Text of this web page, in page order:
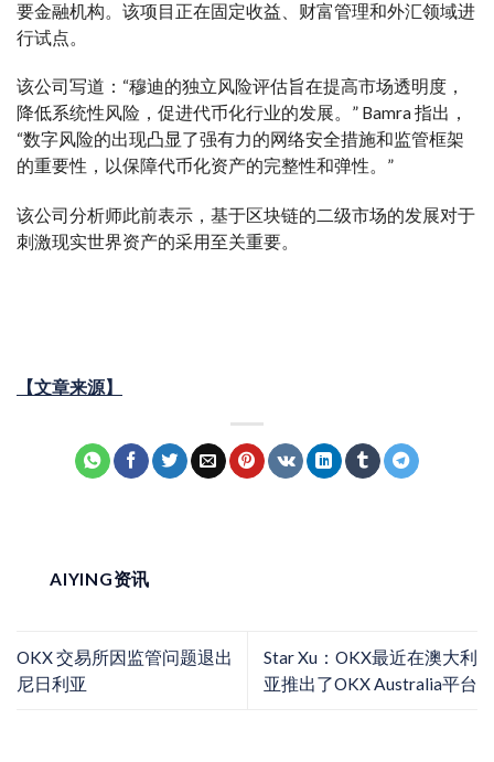
要金融机构。该项目正在固定收益、财富管理和外汇领域进
行试点。
该公司写道：“穆迪的独立风险评估旨在提高市场透明度，
降低系统性风险，促进代币化行业的发展。” Bamra 指出，
“数字风险的出现凸显了强有力的网络安全措施和监管框架
的重要性，以保障代币化资产的完整性和弹性。”
该公司分析师此前表示，基于区块链的二级市场的发展对于
刺激现实世界资产的采用至关重要。
【文章来源】
AIYING资讯
OKX 交易所因监管问题退出
尼日利亚
Star Xu：OKX最近在澳大利
亚推出了OKX Australia平台